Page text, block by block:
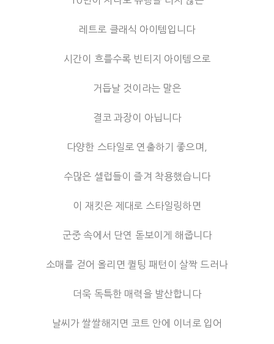
레트로 클래식 아이템입니다
시간이 흐를수록 빈티지 아이템으로
거듭날 것이라는 말은
결코 과장이 아닙니다
다양한 스타일로 연출하기 좋으며,
수많은 셀럽들이 즐겨 착용했습니다
이 재킷은 제대로 스타일링하면
군중 속에서 단연 돋보이게 해줍니다
소매를 걷어 올리면 퀼팅 패턴이 살짝 드러나
더욱 독특한 매력을 발산합니다
날씨가 쌀쌀해지면 코트 안에 이너로 입어